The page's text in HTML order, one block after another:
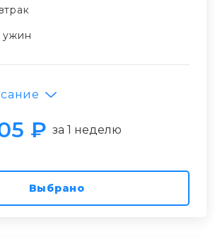
ужин
описание
₽ за 1 неделю
Выбрано